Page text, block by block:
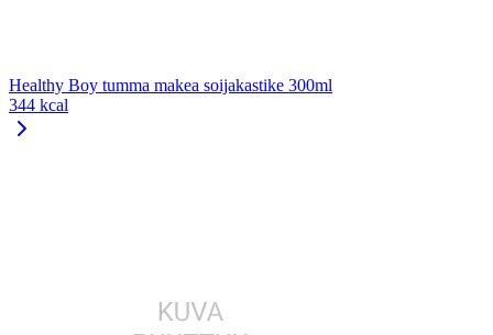
Healthy Boy tumma makea soijakastike 300ml
344 kcal